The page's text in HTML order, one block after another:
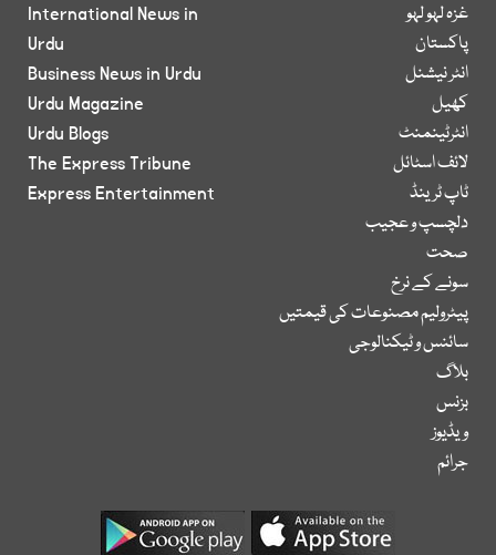
غزہ لہو لہو
پاکستان
انٹر نیشنل
کھیل
انٹرٹینمنٹ
لائف اسٹائل
ٹاپ ٹرینڈ
دلچسپ و عجیب
صحت
سونے کے نرخ
پیٹرولیم مصنوعات کی قیمتیں
سائنس و ٹیکنالوجی
بلاگ
بزنس
ویڈیوز
جرائم
International News in
Urdu
Business News in Urdu
Urdu Magazine
Urdu Blogs
The Express Tribune
Express Entertainment